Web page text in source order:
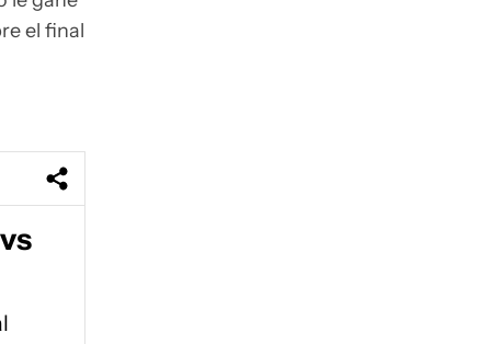
el final